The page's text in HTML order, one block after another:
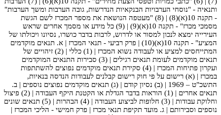
ותנאיה - "נוסחי הערבויות הבנקאיות הנדרשות, גובה הערבות ומשך הערבות"
- תקנה 10(א)(8) | (8) "מעטפה הנושאת את מספר המכרז לשם הגשת
מסמכי מכרז" - תקנה 10(א)(9) | (9) כל מידע או מסמך אחרים שראש
העירייה ימצא לנכון למסור או לדרוש, לרבות בדבר כושרו, נסיונו ויכולתו של
המציע" - תקנה 10(א)(10) | פרק רביעי - תנאי המכרז | א. תנאים מוקדמים
המתייחסים למציע או לעבודה נשוא המכרז | (1) כללי | (2) זיהויים של
תנאים מוקדמים לעומת תנאים רגילים | (3) סבירות התנאים המוקדמים
ועקרון פתיחות המכרז | (4) סקירת תנאים מוקדמים נפוצים להשתתפות
במכרז | (א) רישום על פי חוק רישום קבלנים לעבודות הנדסה בנאיות,
התשכ"ט – 1969 | (ב) נסיון קודם | (ג) תנאים מוקדמים נפוצים נוספים | ב.
תנאים אחרים | (1) הוראות בדבר הגדלת או הקטנת היקף העבודה | (2) פיצול
וחלוקת עבודות | (3) חלופות לביצוע העבודה | (4) הבהרות | (5) תנאים שונים
נוספים וסבירותם | ג. מועד תקיפת תנאי מכרז | פרק חמישי - הליכי המכרז |